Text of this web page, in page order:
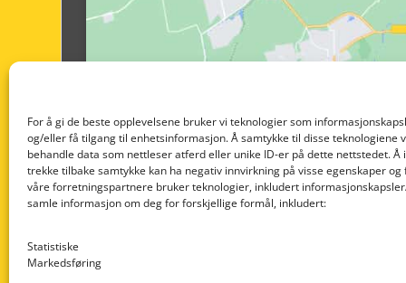
For å gi de beste opplevelsene bruker vi teknologier som
og/eller få tilgang til enhetsinformasjon. Å samtykke til disse teknologiene
behandle data som nettleser atferd eller unike ID-er på dette nettstedet. Å
trekke tilbake samtykke kan ha negativ innvirkning på visse egenskaper og
våre forretningspartnere bruker teknologier, inkludert
samle informasjon om deg for forskjellige formål, inkludert:
Statistiske
Markedsføring